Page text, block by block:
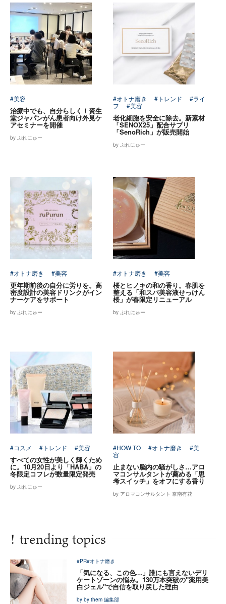
#美容
治療中でも、自分らしく！資生
堂ジャパンがん患者向け外見ケ
アセミナーを開催
by ぷれにゅー
#オトナ磨き #トレンド
#ライ
フ
#美容
老化細胞を安全に除去。新素材
「SENOX25」配合サプリ
「SenoRich」が販売開始
by ぷれにゅー
#オトナ磨き #美容
更年期前後の自分に労りを。高
密度設計の美容ドリンクがイン
ナーケアをサポート
by ぷれにゅー
#オトナ磨き #美容
桜とヒノキの和の香り。春肌を
整える「和スパ美容液せっけん
桜」が春限定リニューアル
by ぷれにゅー
#コスメ #トレンド #美容
すべての女性が美しく輝くため
に。10月20日より「HABA」の
冬限定コフレが数量限定発売
by ぷれにゅー
#HOW TO #オトナ磨き
#美
容
止まない脳内の騒がしさ…アロ
マコンサルタントが薦める「思
考スイッチ」をオフにする香り
by アロマコンサルタント 奈南有花
! trending topics
#PR#オトナ磨き
「気になる、この色…」誰にも言えないデリ
ケートゾーンの悩み。130万本突破の"薬用美
白ジェル"で自信を取り戻した理由
by by them 編集部